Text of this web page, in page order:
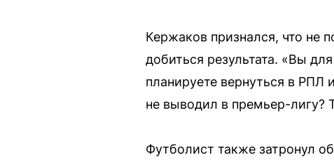
Кержаков признался, что не
добиться результата. «Вы
планируете вернуться в РПЛ
не выводил в премьер-лигу?
Футболист также затронул